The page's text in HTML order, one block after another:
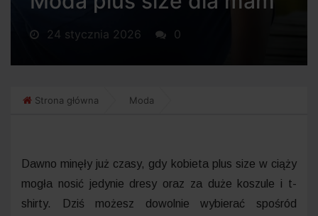
24 stycznia 2026 0
Strona główna Moda
Dawno minęły już czasy, gdy kobieta plus size w ciąży
mogła nosić jedynie dresy oraz za duże koszule i t-
shirty. Dziś możesz dowolnie wybierać spośród